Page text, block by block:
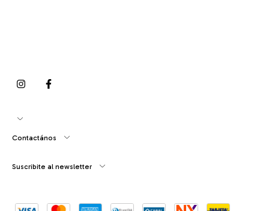
Contactános
Suscribite al newsletter